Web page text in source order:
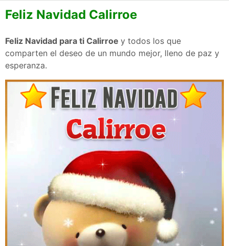
Feliz Navidad Calirroe
Feliz Navidad para ti Calirroe y todos los que
comparten el deseo de un mundo mejor, lleno de paz y
esperanza.